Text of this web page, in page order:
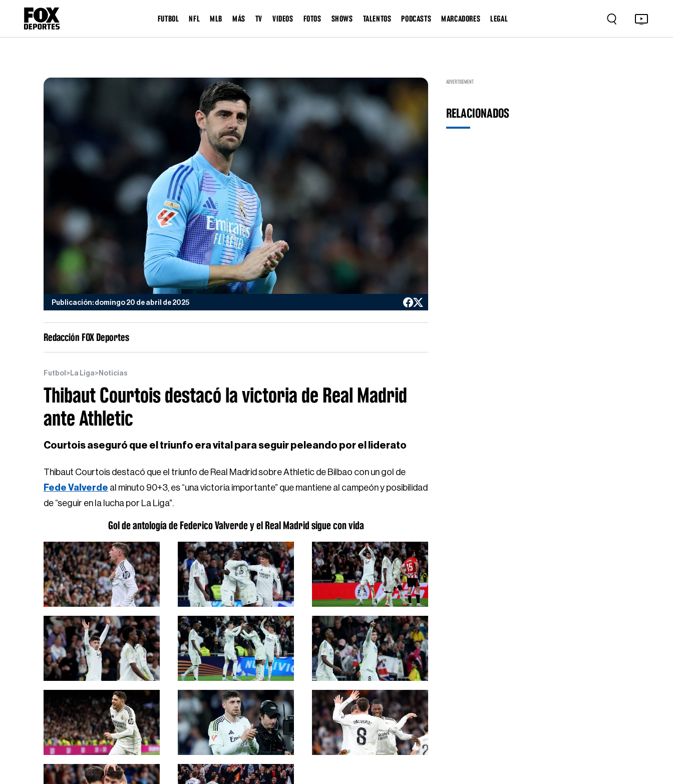
FUTBOL NFL MLB MÁS TV VIDEOS FOTOS SHOWS TALENTOS PODCASTS MARCADORES LEGAL
Publicación: domingo 20 de abril de 2025
Redacción FOX Deportes
Futbol > La Liga> Noticias
Thibaut Courtois destacó la victoria de Real Madrid
ante Athletic
Courtois aseguró que el triunfo era vital para seguir peleando por el liderato
Thibaut Courtois destacó que el triunfo de Real Madrid sobre Athletic de Bilbao con un gol de
Fede Valverde al minuto 90+3, es “una victoria importante” que mantiene al campeón y posibilidad
de “seguir en la lucha por La Liga”.
Gol de antología de Federico Valverde y el Real Madrid sigue con vida
ADVERTISEMENT
RELACIONADOS